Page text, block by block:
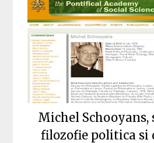
Michel
filozofie politica si